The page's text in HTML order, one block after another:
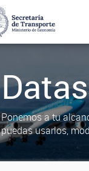
Ponemos a tu
puedas usarlos,